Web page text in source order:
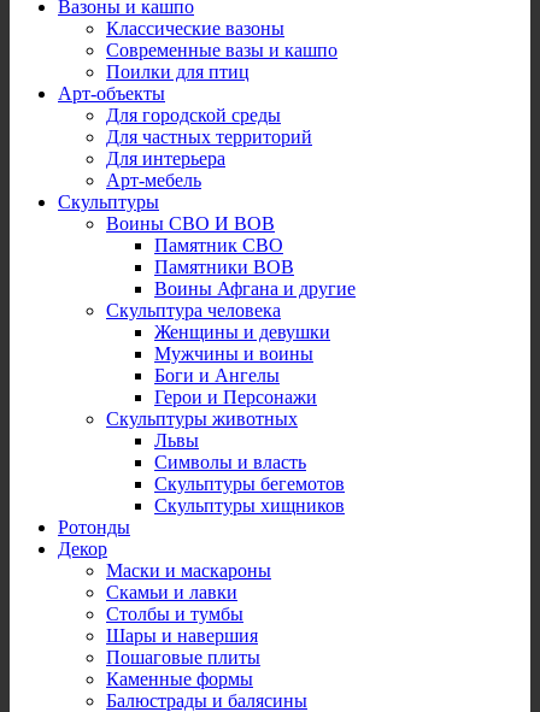
Вазоны и кашпо
Классические вазоны
Современные вазы и кашпо
Поилки для птиц
Арт-объекты
Для городской среды
Для частных территорий
Для интерьера
Арт-мебель
Скульптуры
Воины СВО И ВОВ
Памятник СВО
Памятники ВОВ
Воины Афгана и другие
Скульптура человека
Женщины и девушки
Мужчины и воины
Боги и Ангелы
Герои и Персонажи
Скульптуры животных
Львы
Символы и власть
Скульптуры бегемотов
Скульптуры хищников
Ротонды
Декор
Маски и маскароны
Скамьи и лавки
Столбы и тумбы
Шары и навершия
Пошаговые плиты
Каменные формы
Балюстрады и балясины